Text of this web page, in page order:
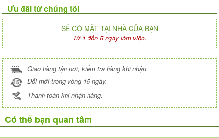
Ưu đãi từ chúng tôi
SẼ CÓ MẶT TẠI NHÀ CỦA BẠN
Từ 1 đến 5 ngày làm việc.
Giao hàng tận nơi, kiểm tra hàng khi nhận
Đổi mới trong vòng 15 ngày.
Thanh toán khi nhận hàng.
Có thể bạn quan tâm